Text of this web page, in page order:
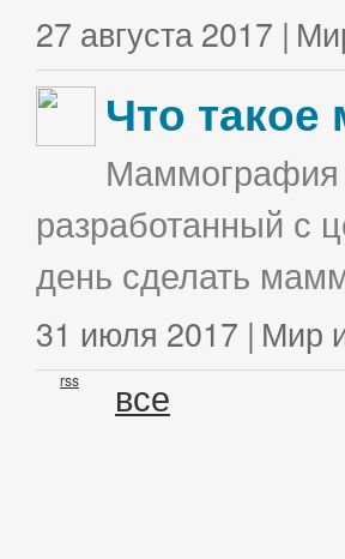
27 августа 2017 |
Что
Маммография
разработанный с
день сделать
31 июля 2017 | Мир
rss все